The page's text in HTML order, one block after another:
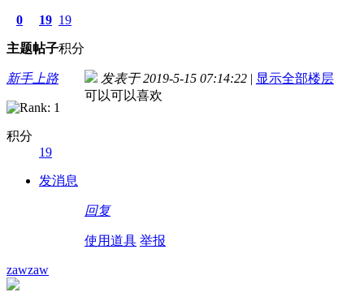
0
主题
19
帖子
19
积分
新手上路
积分
19
发消息
发表于 2019-5-15 07:14:22 | 显示全部楼层
可以可以喜欢
回复
使用道具 举报
zawzaw